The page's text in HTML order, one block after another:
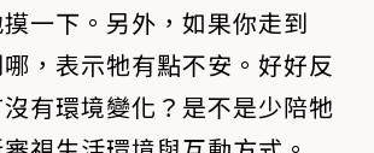
一下。另外，如果你走到
，表示牠有點不安。好好反
有環境變化？是不是少陪牠